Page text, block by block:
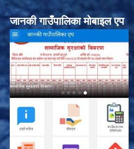
जानकी गाउँपालिका मोबाइल एप